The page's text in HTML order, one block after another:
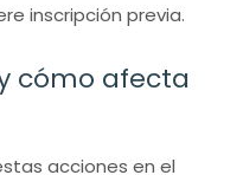
inscripción previa.
cómo afecta
acciones en el